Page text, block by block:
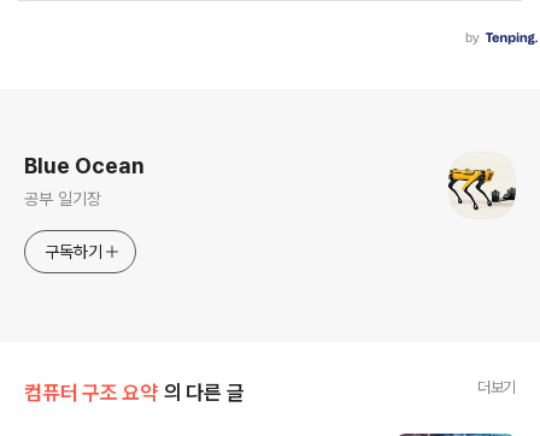
Blue Ocean
공부 일기장
구독하기
컴퓨터 구조 요약 의 다른 글 더보기